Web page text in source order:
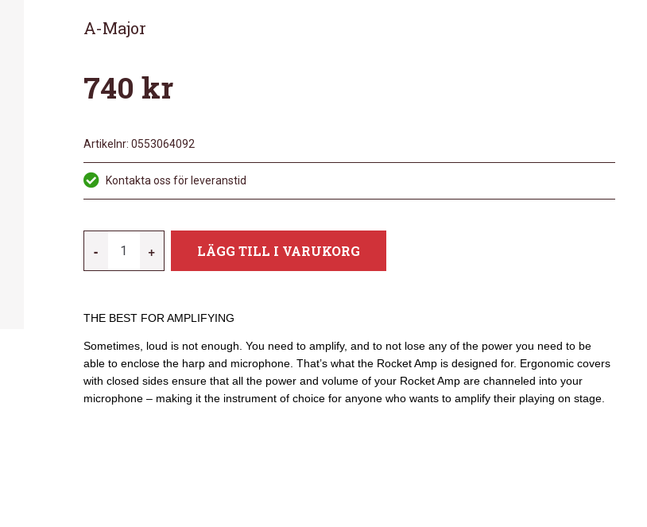
A-Major
740 kr
Artikelnr: 0553064092
Kontakta oss för leveranstid
-
ROCKET
MAJOR
MÄNGD
+ LÄGG TILL I VARUKORG
THE BEST FOR AMPLIFYING
Sometimes, loud is not enough. You need to amplify, and to not lose any of the power you need to be
able to enclose the harp and microphone. That’s what the Rocket Amp is designed for. Ergonomic covers
with closed sides ensure that all the power and volume of your Rocket Amp are channeled into your
microphone – making it the instrument of choice for anyone who wants to amplify their playing on stage.